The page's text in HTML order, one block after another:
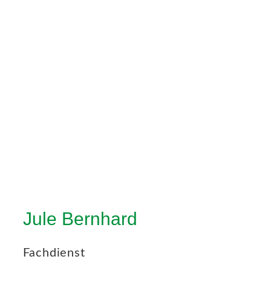
Jule Bernhard
Fachdienst